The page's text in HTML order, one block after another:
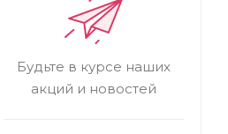
Будьте в курсе наших
акций и новостей